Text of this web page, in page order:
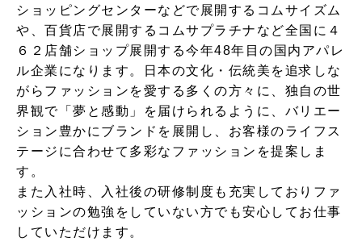
ショッピングセンターなどで展開するコムサイズム
や、百貨店で展開するコムサプラチナなど全国に４
６２店舗ショップ展開する今年48年目の国内アパレ
ル企業になります。日本の文化・伝統美を追求しな
がらファッションを愛する多くの方々に、独自の世
界観で「夢と感動」を届けられるように、バリエー
ション豊かにブランドを展開し、お客様のライフス
テージに合わせて多彩なファッションを提案しま
す。
また入社時、入社後の研修制度も充実しておりファ
ッションの勉強をしていない方でも安心してお仕事
していただけます。